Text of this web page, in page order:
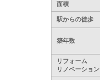
面積
駅からの徒歩
築年数
リフォーム
リノベーション